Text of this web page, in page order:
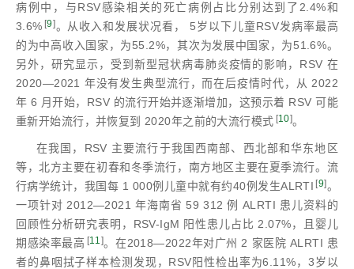
病例中，与RSV感染相关的死亡病例占比分别达到了2.4%和
3.6% [9]。从收入和发展状况看， 5岁以下儿童RSV发病率最高
的为中高收入国家，为55.2%，其次为发展中国家，为51.6%。
另外，研究显示，受到新型冠状病毒肺炎疫情的影响，RSV 在
2020—2021 年没有发生典型流行，而在后疫情时代，从 2022
年 6 月开始，RSV 的流行开始并逐渐增加，这预示着 RSV 可能
重新开始流行，并恢复到 2020年之前的大流行模式 [10]。
在我国，RSV 主要流行于我国西南部、西北部和华东地区
等，北方主要在初春和冬季流行，南方地区主要在夏季流行。流
行病学统计，我国每 1 000例儿童中就有约40例发生ALRTI [9]。
一项针对 2012—2021 年海南省 59 312 例 ALRTI 患儿资料的
回顾性分析研究表明，RSV-IgM 阳性患儿占比 2.07%，且婴儿
期感染率最高 [11]。在2018—2022年对广州 2 家医院 ALRTI 患
者的鼻咽拭子样本检测发现，RSV阳性检出率为6.11%，3岁以